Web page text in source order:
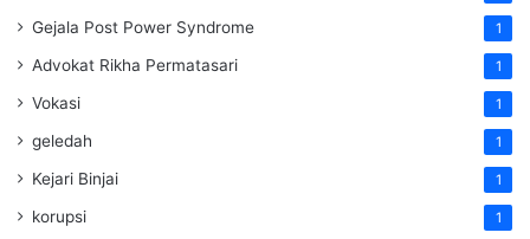
Gejala Post Power Syndrome 1
Advokat Rikha Permatasari 1
Vokasi 1
geledah 1
Kejari Binjai 1
korupsi 1